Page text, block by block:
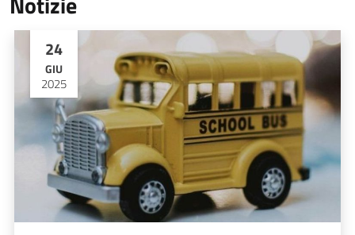
24
GIU
2025